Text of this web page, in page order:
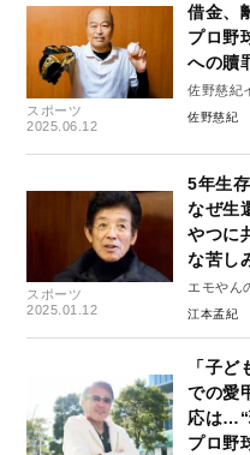
スポーツ
2025.06.12
借金、
プロ野
への贖
佐野慈紀
佐野慈紀
スポーツ
2025.01.12
5年生
なぜ生
やつに
な苦し
エモやん
江本孟紀
「子
での愛
応は…“
プロ野